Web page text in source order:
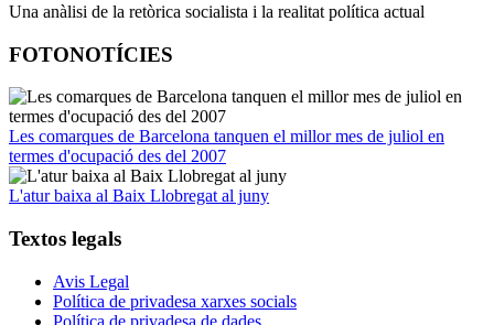
Una anàlisi de la retòrica socialista i la realitat política actual
FOTONOTÍCIES
Les comarques de Barcelona tanquen el millor mes de juliol en
termes d'ocupació des del 2007
L'atur baixa al Baix Llobregat al juny
Textos legals
Avis Legal
Política de privadesa xarxes socials
Política de privadesa de dades